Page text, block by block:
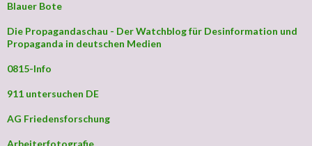
Blauer Bote
Die Propagandaschau - Der Watchblog für Desinformation und
Propaganda in deutschen Medien
0815-Info
911 untersuchen DE
AG Friedensforschung
Arbeiterfotografie